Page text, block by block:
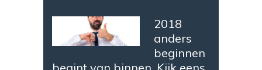
2018
anders
beginnen